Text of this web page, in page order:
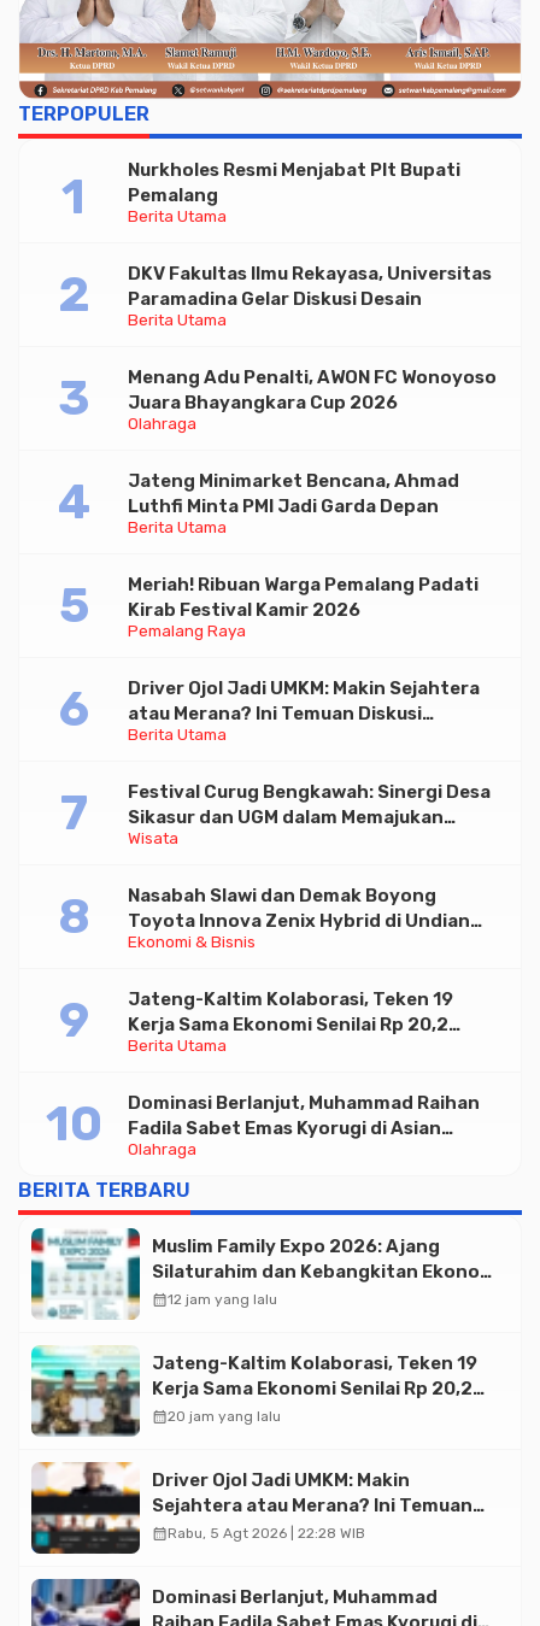
TERPOPULER
Berita Utama
Nurkholes Resmi Menjabat Plt Bupati
Pemalang
Berita Utama
DKV Fakultas Ilmu Rekayasa, Universitas
Paramadina Gelar Diskusi Desain
Olahraga
Menang Adu Penalti, AWON FC Wonoyoso
Juara Bhayangkara Cup 2026
Berita Utama
Jateng Minimarket Bencana, Ahmad
Luthfi Minta PMI Jadi Garda Depan
Pemalang Raya
Meriah! Ribuan Warga Pemalang Padati
Kirab Festival Kamir 2026
Berita Utama
Driver Ojol Jadi UMKM: Makin Sejahtera
atau Merana? Ini Temuan Diskusi
Paramadina
Wisata
Festival Curug Bengkawah: Sinergi Desa
Sikasur dan UGM dalam Memajukan
Wisata serta UMKM Lokal
Ekonomi & Bisnis
Nasabah Slawi dan Demak Boyong
Toyota Innova Zenix Hybrid di Undian
Tabungan Bima Bank Jateng
Berita Utama
Jateng-Kaltim Kolaborasi, Teken 19
Kerja Sama Ekonomi Senilai Rp 20,2
Triliun
Olahraga
Dominasi Berlanjut, Muhammad Raihan
Fadila Sabet Emas Kyorugi di Asian
Taekwondo Indonesia Open 2026
BERITA TERBARU
Muslim Family Expo 2026: Ajang
Silaturahim dan Kebangkitan Ekonomi
Halal di Jakarta
calendar_month12 jam yang lalu
Jateng-Kaltim Kolaborasi, Teken 19
Kerja Sama Ekonomi Senilai Rp 20,2
Triliun
calendar_month20 jam yang lalu
Driver Ojol Jadi UMKM: Makin
Sejahtera atau Merana? Ini Temuan
Diskusi Paramadina
calendar_monthRabu, 5 Agt 2026 | 22:28 WIB
Dominasi Berlanjut, Muhammad